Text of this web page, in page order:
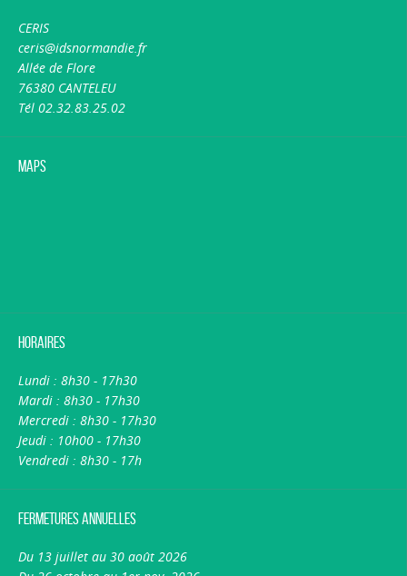
CERIS
ceris@idsnormandie.fr
Allée de Flore
76380 CANTELEU
Tél 02.32.83.25.02
Maps
Horaires
Lundi : 8h30 - 17h30
Mardi : 8h30 - 17h30
Mercredi : 8h30 - 17h30
Jeudi : 10h00 - 17h30
Vendredi : 8h30 - 17h
Fermetures annuelles
Du 13 juillet au 30 août 2026